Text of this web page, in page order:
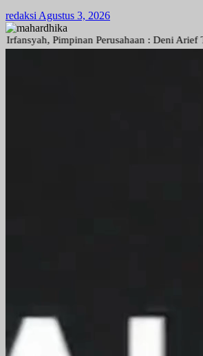
redaksi Agustus 3, 2026
Perusahaan : Deni Arief